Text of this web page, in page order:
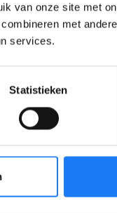
van onze site met
met
services.
Statistieken
gezond te
te eten en mijn
kan ik
Ik probeer
goed uitzie
mij ook wel
aan